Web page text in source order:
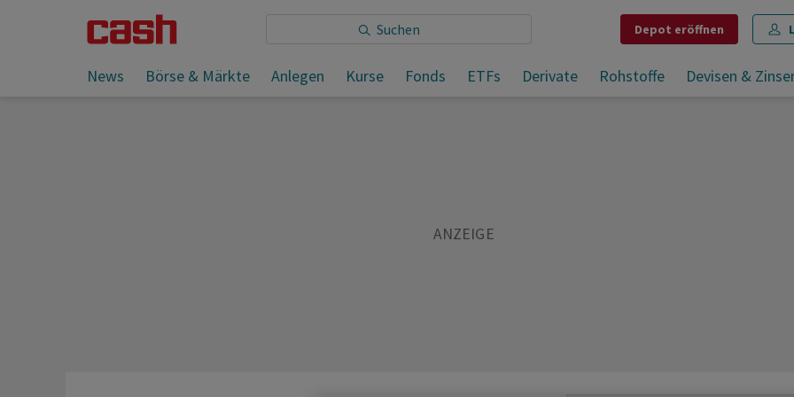
Depot eröffnen
News Börse & Märkte Anlegen Kurse Fonds ETFs Derivate Rohstoffe Devisen &
Sie lesen: Wochenvorschau Schweiz 30.06.2026 - 07.07.2026
Teilen Merken Drucken Kommentare